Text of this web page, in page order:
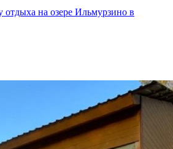
отдыха на озере Ильмурзино в